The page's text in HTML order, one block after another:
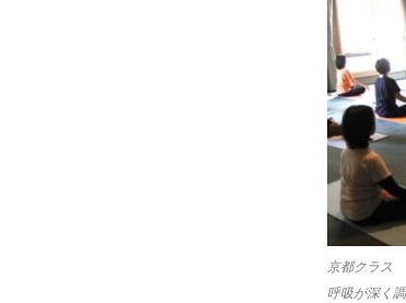
京都クラス
呼吸が深く